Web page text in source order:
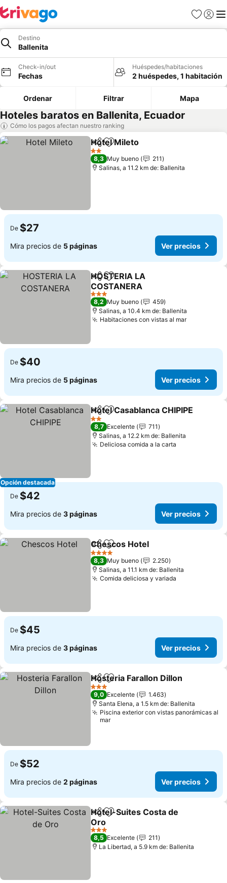
Favoritos
Iniciar
Destino
Ballenita
Check-in/out
Fechas
Huéspedes/habitaciones
2 huéspedes, 1 habitación
Ordenar Filtrar Mapa
Hoteles baratos en Ballenita, Ecuador
Cómo los pagos afectan nuestro ranking
CompartirAgregar a favoritos
Hotel Mileto
2 Estrellas
8,3 Muy bueno
211
Salinas, a 11.2 km de: Ballenita
De $27
Mira precios de 5 páginas Ver precios
CompartirAgregar a favoritos
HOSTERIA LA
COSTANERA
3 Estrellas
8,2 Muy bueno
459
Salinas, a 10.4 km de: Ballenita
Habitaciones con vistas al mar
De $40
Mira precios de 5 páginas Ver precios
Opción destacada
CompartirAgregar a favoritos
Hotel Casablanca CHIPIPE
2 Estrellas
8,7 Excelente
711
Salinas, a 12.2 km de: Ballenita
Deliciosa comida a la carta
De $42
Mira precios de 3 páginas Ver precios
CompartirAgregar a favoritos
Chescos Hotel
4 Estrellas
8,3 Muy bueno
2.250
Salinas, a 11.1 km de: Ballenita
Comida deliciosa y variada
De $45
Mira precios de 3 páginas Ver precios
CompartirAgregar a favoritos
Hosteria Farallon Dillon
3 Estrellas
9,0 Excelente
1.463
Santa Elena, a 1.5 km de: Ballenita
Piscina exterior con vistas panorámicas al
mar
De $52
Mira precios de 2 páginas Ver precios
CompartirAgregar a favoritos
Hotel-Suites Costa de
Oro
3 Estrellas
8,5 Excelente
211
La Libertad, a 5.9 km de: Ballenita